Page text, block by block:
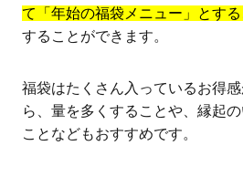
て「年始の福袋メニュー」とす
することができます。
福袋はたくさん入っているお得
ら、量を多くすることや、縁起
ことなどもおすすめです。